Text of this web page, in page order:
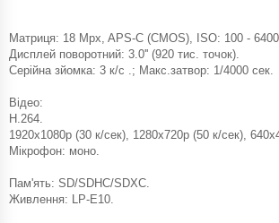
Матриця: 18 Mpx, APS-C (CMOS), ISO: 100 - 6400.
Дисплей поворотний: 3.0'' (920 тис. точок).
Серійна зйомка: 3 к/с .; Макс.затвор: 1/4000 сек.
Відео:
H.264.
1920x1080p (30 к/сек), 1280x720p (50 к/сек),
Мікрофон: моно.
Пам'ять: SD/SDHC/SDXC.
Живлення: LP-E10.